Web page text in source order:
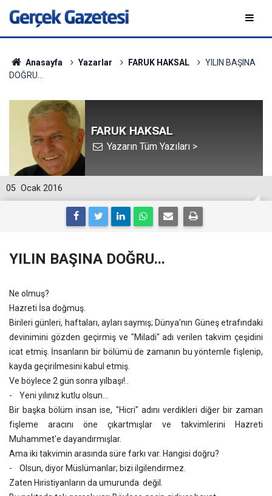
Anasayfa Yazarlar FARUK HAKSAL
YILIN BAŞINA
DOĞRU...
FARUK HAKSAL
Yazarın Tüm Yazıları >
05 Ocak 2016
YILIN BAŞINA DOĞRU...
Ne olmuş?
Hazreti İsa doğmuş.
Birileri günleri, haftaları, ayları saymış; Dünya'nın Güneş etrafındaki
devinimini gözden geçirmiş ve "Miladi" adı verilen takvim çeşidini
icat etmiş. İnsanların bir bölümü de zamanın bu yöntemle fişlenip,
kayda geçirilmesini kabul etmiş.
Ve böylece 2 gün sonra yılbaşı!..
- Yeni yılınız kutlu olsun...
Bir başka bölüm insan ise, "Hicri" adını verdikleri diğer bir zaman
fişleme aracını öne çıkartmışlar ve takvimlerini Hazreti
Muhammet'e dayandırmışlar.
Ama iki takvimin arasında süre farkı var. Hangisi doğru?
- Olsun, diyor Müslümanlar; bizi ilgilendirmez.
Zaten Hıristiyanların da umurunda değil.